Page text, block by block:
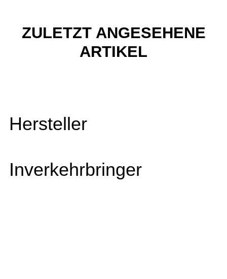
ZULETZT ANGESEHENE
ARTIKEL
Hersteller
Inverkehrbringer